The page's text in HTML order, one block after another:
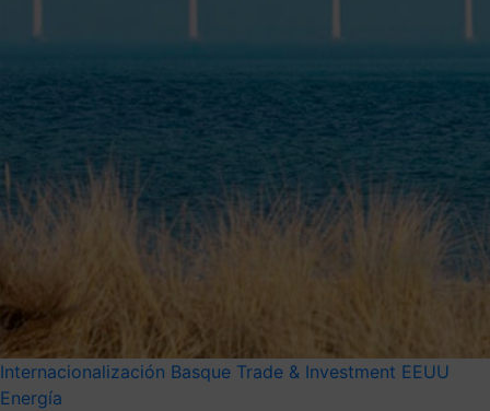
Internacionalización Basque Trade & Investment EEUU
Energía